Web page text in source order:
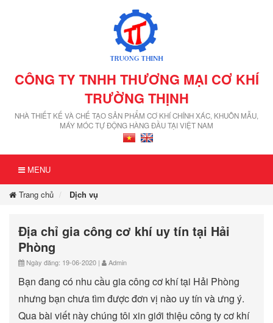
CÔNG TY TNHH THƯƠNG MẠI CƠ KHÍ
TRƯỜNG THỊNH
NHÀ THIẾT KẾ VÀ CHẾ TẠO SẢN PHẨM CƠ KHÍ CHÍNH XÁC, KHUÔN MẪU,
MÁY MÓC TỰ ĐỘNG HÀNG ĐẦU TẠI VIỆT NAM
MENU
Trang chủ Dịch vụ
Địa chỉ gia công cơ khí uy tín tại Hải
Phòng
Ngày đăng: 19-06-2020 | Admin
Bạn đang có nhu cầu gia công cơ khí tại Hải Phòng
nhưng bạn chưa tìm được đơn vị nào uy tín và ưng ý.
Qua bài viết này chúng tôi xin giới thiệu công ty cơ khí